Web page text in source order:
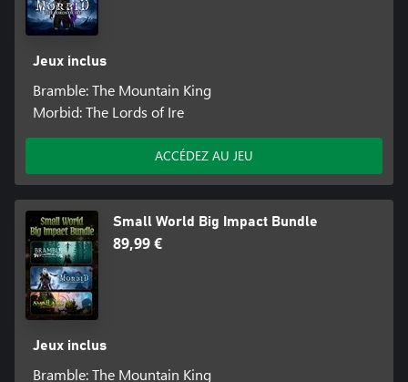
Jeux inclus
Bramble: The Mountain King
Morbid: The Lords of Ire
ACCÉDEZ AU JEU
Small World Big Impact Bundle
89,99 €
Jeux inclus
Bramble: The Mountain King